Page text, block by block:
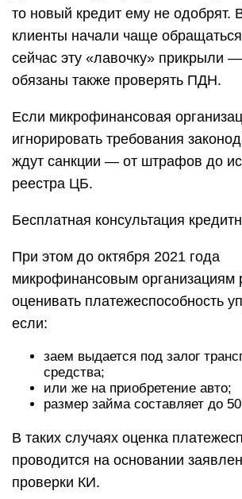
то новый кредит ему не одобрят.
клиенты начали чаще
сейчас эту «лавочку» прикрыли
обязаны также проверять ПДН.
Если микрофинансовая
игнорировать требования
ждут санкции — от штрафов до
реестра ЦБ.
Бесплатная консультация
При этом до октября 2021 года
микрофинансовым организациям
оценивать платежеспособность
если:
заем выдается под залог
средства;
или же на приобретение авто;
размер займа составляет до
В таких случаях оценка
проводится на основании
проверки КИ.